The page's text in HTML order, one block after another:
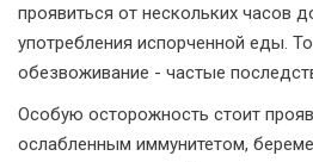
проявиться от нескольких часов
употребления испорченной еды.
обезвоживание - частые
Особую осторожность стоит
ослабленным иммунитетом,